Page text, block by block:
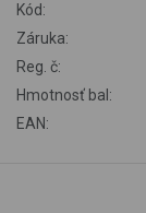
Kód:
Záruka:
Reg. č:
Hmotnosť bal:
EAN: